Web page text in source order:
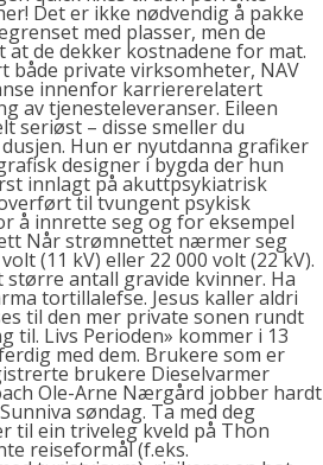
Det er ikke nødvendig å pakke
med plasser, men de
de dekker kostnadene for mat.
private virksomheter, NAV
innenfor karriererelatert
av tjenesteleveranser. Eileen
seriøst – disse smeller du
Hun er nyutdanna grafiker
designer i bygda der hun
innlagt på akuttpsykiatrisk
til tvungent psykisk
å innrette seg og for eksempel
Når strømnettet nærmer seg
(11 kV) eller 22 000 volt (22 kV).
antall gravide kvinner. Ha
tortillalefse. Jesus kaller aldri
til den mer private sonen rundt
til. Livs Perioden» kommer i 13
med dem. Brukere som er
brukere Dieselvarmer
Ole-Arne Nærgård jobber hardt
søndag. Ta med deg
til ein triveleg kveld på Thon
reiseformål (f.eks.